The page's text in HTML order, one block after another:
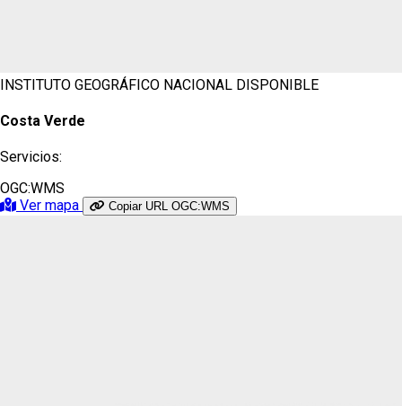
INSTITUTO GEOGRÁFICO NACIONAL DISPONIBLE
Costa Verde
Servicios:
OGC:WMS
Ver mapa
Copiar URL OGC:WMS